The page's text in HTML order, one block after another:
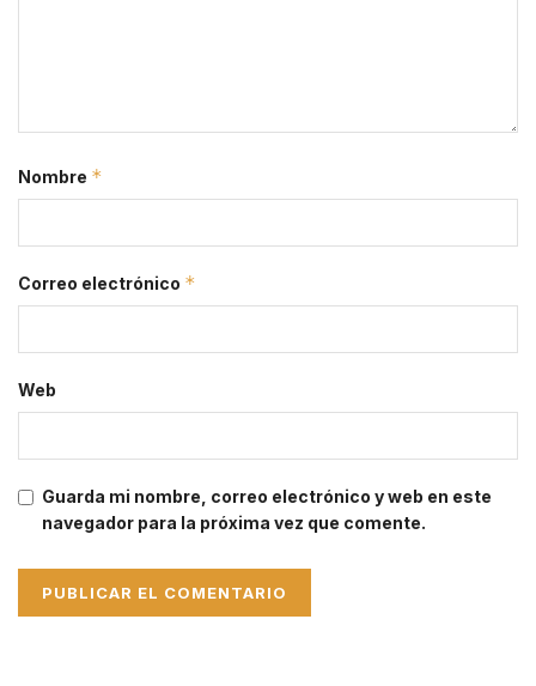
Nombre *
Correo electrónico *
Web
Guarda mi nombre, correo electrónico y web en este
navegador para la próxima vez que comente.